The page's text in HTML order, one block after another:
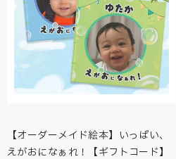
【オーダーメイド絵本】いっぱい、
えがおになぁれ！【ギフトコード】